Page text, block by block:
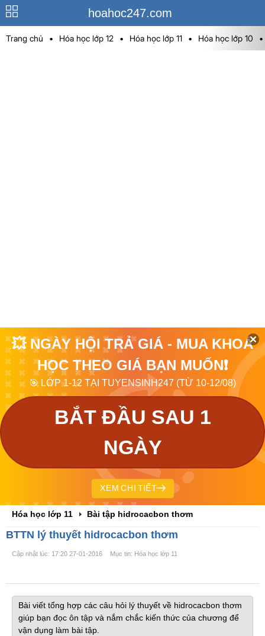
hoahoc247.com
Trang chủ • Hóa học lớp 12 • Hóa học lớp 11 • Hóa học lớp 10 •
💥 NGÀY HỘI TRẢ GIÁ - MUA KHOÁ
HỌC THEO GIÁ BẠN MUỐN❗
🎯 LỚP 1-12 TẠI TUYENSINH247 (TỪ 10-12/08)
BẮT ĐẦU SAU 1
NGÀY
XEM CHI TIẾT
Hóa học lớp 11 Bài tập hidrocacbon thơm
BTTN lý thuyết hidrocacbon thơm
Cập nhật lúc: 17:20 27-01-2016 Mục tin: Hóa học lớp 11
Bài viết tổng hợp các câu hỏi lý thuyết về hidrocacbon thơm
giúp bạn đọc ôn tập và nắm chắc kiến thức của chương để
vận dụng làm bài tập.